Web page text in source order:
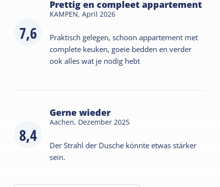
7,6
Prettig en compleet appartement
KAMPEN,April 2026
Praktisch gelegen, schoon appartement met
complete keuken, goeie bedden en verder
ook alles wat je nodig hebt
8,4
Gerne wieder
Aachen, Dezember 2025
Der Strahl der Dusche könnte etwas stärker
sein.